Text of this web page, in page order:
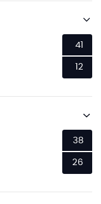
41
12
38
26